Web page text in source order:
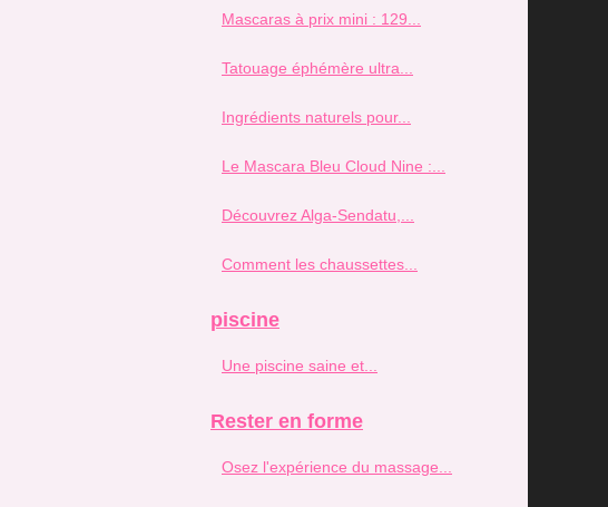
Mascaras à prix mini : 129...
Tatouage éphémère ultra...
Ingrédients naturels pour...
Le Mascara Bleu Cloud Nine :...
Découvrez Alga-Sendatu,...
Comment les chaussettes...
piscine
Une piscine saine et...
Rester en forme
Osez l'expérience du massage...